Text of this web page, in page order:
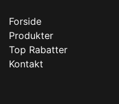
Forside
Produkter
Top Rabatter
Kontakt